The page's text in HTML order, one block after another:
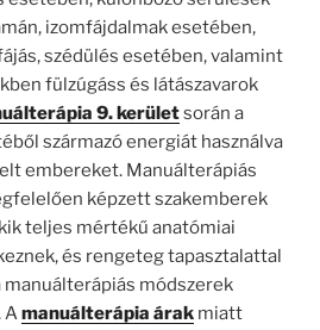
izomfájdalmak esetében,
szédülés esetében, valamint
fülzúgáss és látászavarok
9. kerületsorán a
származó energiát használva
embereket. Manuálterápiás
képzett szakemberek
teljes mértékű anatómiai
és rengeteg tapasztalattal
manuálterápiás módszerek
Amanuálterápia árakmiatt